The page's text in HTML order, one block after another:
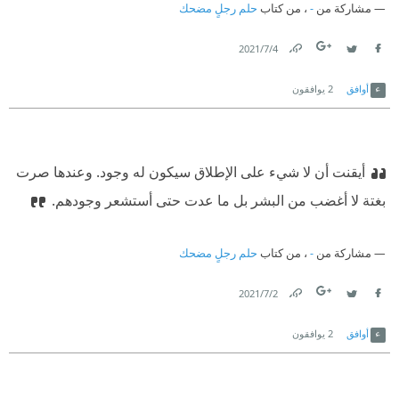
مشاركة من - ، من كتاب حلم رجلٍ مضحك
4‏/7‏/2021
أوافق 2 يوافقون
أيقنت أن لا شيء على الإطلاق سيكون له وجود. وعندها صرت
بغتة لا أغضب من البشر بل ما عدت حتى أستشعر وجودهم.
مشاركة من - ، من كتاب حلم رجلٍ مضحك
2‏/7‏/2021
أوافق 2 يوافقون